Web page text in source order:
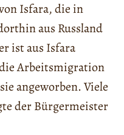
Isfara, die in
aus Russland
ist aus Isfara
Arbeitsmigration
angeworben. Viele
der Bürgermeister